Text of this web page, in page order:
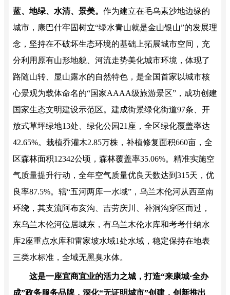
蓝、地绿、水清、景美。 作为建立在毛乌素沙地边缘的
城市，康巴什牢固树立“绿水青山就是金山银山”的发展理
念，坚持在不破坏生态环境的基础上拓展城市空间，充
分利用原有山形地貌、河流走势美化城市环境，体现了
路随山转、显山露水的自然特色，是全国首家以城市核
心景观为载体命名的“国家AAAA级旅游景区”，成功创建
国家生态文明建设示范区。建成街景绿化街道97条、开
放式草坪绿地13处、绿化公园21座，全区绿化覆盖率达
42.65%。栽植乔灌木2.85万株，补植修复面积660亩，全
区森林面积12342公顷，森林覆盖率35.06%。精准实施空
气质量提升行动，全年空气质量优良天数达到315天，优
良率87.5%。辖“五河两库一水域”，乌兰木伦河从西至南
环绕，其支流阿布亥沟、吉劳庆川、补洞沟穿区而过，
东乌兰木伦河位居城东，有乌兰木伦水库和考考什纳水
库2座重点水库和雷家坡水域1处水域，稳定保持在地表
三类水标准，全域无黑臭水体。
这是一座宜商宜业的活力之城，打造“来康城·全办
成”政务服务品牌，深化“无证明城市”创建，创新推出